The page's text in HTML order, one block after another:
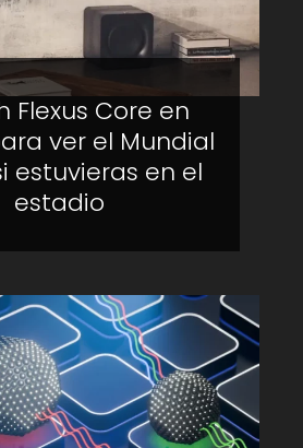
Flexus Core en
ver el Mundial
estuvieras en el
estadio